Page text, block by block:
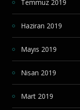
Temmuz 2019
Haziran 2019
Mayıs 2019
Nisan 2019
Mart 2019